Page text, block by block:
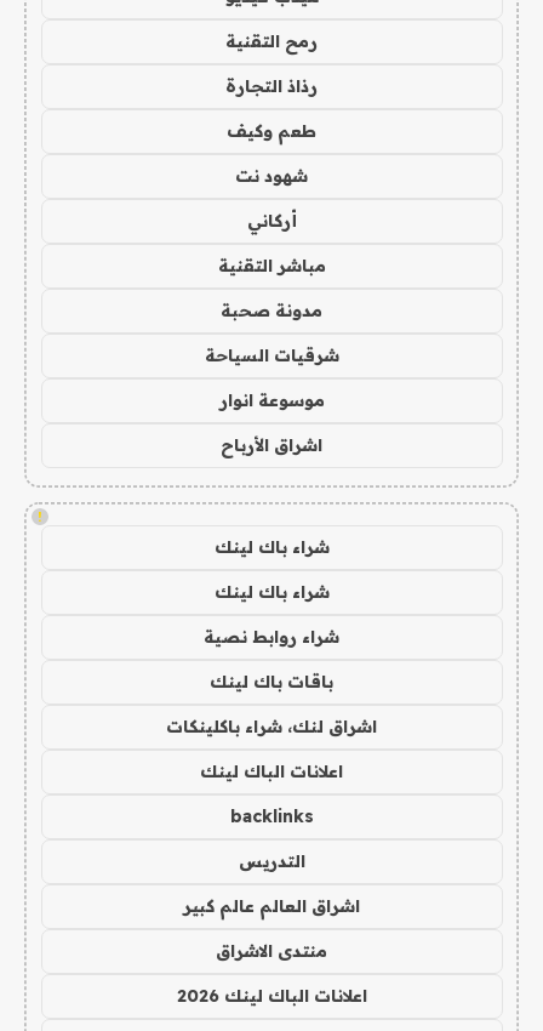
رمح التقنية
رذاذ التجارة
طعم وكيف
شهود نت
أركاني
مباشر التقنية
مدونة صحبة
شرقيات السياحة
موسوعة انوار
اشراق الأرباح
!
شراء باك لينك
شراء باك لينك
شراء روابط نصية
باقات باك لينك
اشراق لنك، شراء باكلينكات
اعلانات الباك لينك
backlinks
التدريس
اشراق العالم عالم كبير
منتدى الاشراق
اعلانات الباك لينك 2026